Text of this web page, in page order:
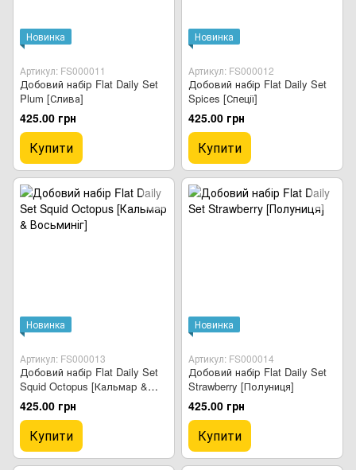
Новинка
Артикул: FS000011
Добовий набір Flat Daily Set
Plum [Слива]
425.00 грн
Купити
Новинка
Артикул: FS000012
Добовий набір Flat Daily Set
Spices [Спеції]
425.00 грн
Купити
Новинка
Артикул: FS000013
Добовий набір Flat Daily Set
Squid Octopus [Кальмар &
Восьминіг]
425.00 грн
Купити
Новинка
Артикул: FS000014
Добовий набір Flat Daily Set
Strawberry [Полуниця]
425.00 грн
Купити